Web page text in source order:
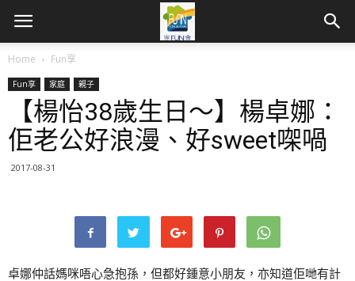
Home Fun享
Fun享 家庭 親子
【楊怡38歲生日～】楊卓娜：
佢老公好浪漫、好sweet㗎喎
2017-08-31
卓娜仲話媽咪唔心急抱孫，但都好鍾意小朋友，亦知道佢哋有計